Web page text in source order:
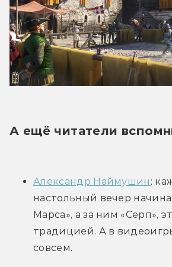
А ещё читатели
Александр Наймушин :
настольный вечер
Марса», а за ним «Серп»,
традицией. А в
совсем.